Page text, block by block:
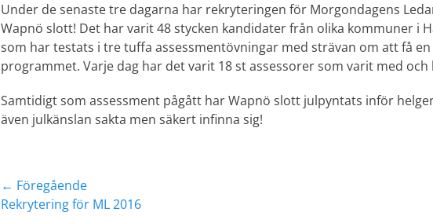
Under de senaste tre dagarna har rekryteringen för Morgondagens
Wapnö slott! Det har varit 48 stycken kandidater från olika kommuner i
som har testats i tre tuffa assessmentövningar med strävan om att få
programmet. Varje dag har det varit 18 st assessorer som varit med
Samtidigt som assessment pågått har Wapnö slott julpyntats inför
även julkänslan sakta men säkert infinna sig!
Inläggsnavigering
← Föregående
Föregående
Rekrytering för ML 2016